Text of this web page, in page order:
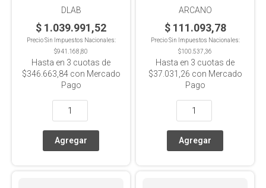
Para Balón 250ml
DLAB
$ 1.039.991,52
Precio Sin Impuestos Nacionales:
$941.168,80
Hasta en 3 cuotas de
$346.663,84con Mercado
Pago
ARCANO
$ 111.093,78
Precio Sin Impuestos Nacionales:
$100.537,36
Hasta en 3 cuotas de
$37.031,26 con Mercado
Pago